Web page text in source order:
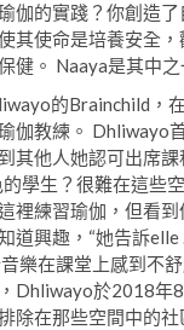
伽的實踐？你創造
其使命是培養安全
健。 Naaya是其中之
的Brainchild，
伽教練。 Dhliwayo
其他人她認可出席課
的學生？很難在這些
裡練習瑜伽，但看
道興趣，“她告訴elle
樂在課堂上感到不舒
Dhliwayo於2018年8
除在那些空間中的社